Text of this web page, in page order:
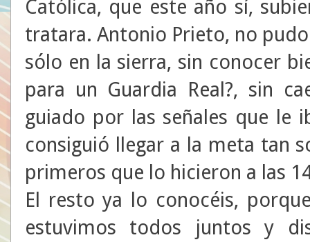
Católica, que este año sí,
tratara. Antonio Prieto, no
sólo en la sierra, sin conocer
para un Guardia Real?, sin
guiado por las señales que le
consiguió llegar a la meta tan
primeros que lo hicieron a las
El resto ya lo conocéis,
estuvimos todos juntos y